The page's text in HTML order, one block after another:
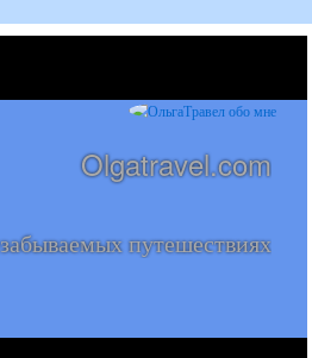
Olgatravel.com
путешествиях